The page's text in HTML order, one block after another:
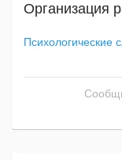
Организация
Психологические